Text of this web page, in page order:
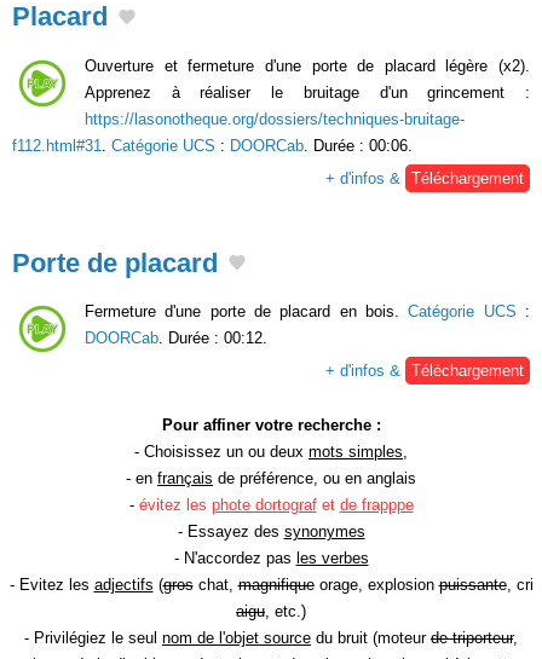
Placard
Ouverture et fermeture d'une porte de placard légère (x2).
Apprenez à réaliser le bruitage d'un grincement :
https://lasonotheque.org/dossiers/techniques-bruitage-
f112.html#31
Catégorie UCS : DOORCab . Durée : 00:06.
+ d'infos &
Téléchargement
Porte de placard
Fermeture d'une porte de placard en bois.Catégorie UCS :
DOORCab. Durée : 00:12.
+ d'infos & Téléchargement
Pour affiner votre recherche :
- Choisissez un ou deux mots simples,
- en français de préférence, ou en anglais
- évitez les phote dortografet de frapppe
- Essayez des synonymes
- N'accordez pas les verbes
- Evitez les adjectifs (groschat,magnifiqueorage, explosionpuissante, cri
aigu, etc.)
- Privilégiez le seul nom de l'objet source du bruit (moteur de triporteur,